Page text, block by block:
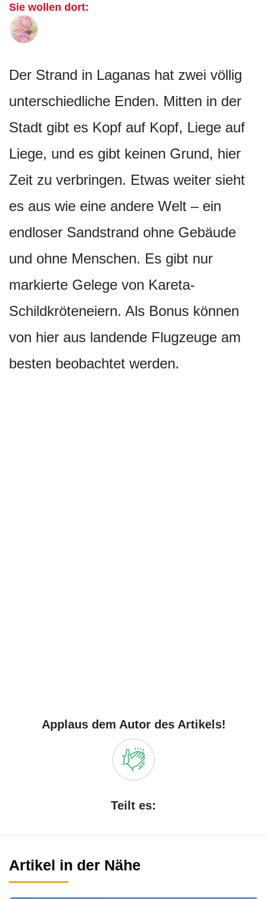
Sie wollen dort:
Der Strand in Laganas hat zwei völlig
unterschiedliche Enden. Mitten in der
Stadt gibt es Kopf auf Kopf, Liege auf
Liege, und es gibt keinen Grund, hier
Zeit zu verbringen. Etwas weiter sieht
es aus wie eine andere Welt – ein
endloser Sandstrand ohne Gebäude
und ohne Menschen. Es gibt nur
markierte Gelege von Kareta-
Schildkröteneiern. Als Bonus können
von hier aus landende Flugzeuge am
besten beobachtet werden.
Applaus dem Autor des Artikels!
Teilt es:
Artikel in der Nähe